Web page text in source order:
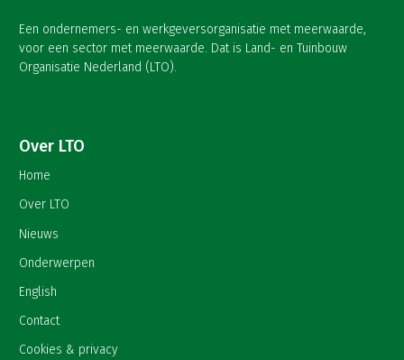
Een ondernemers- en werkgeversorganisatie met meerwaarde,
voor een sector met meerwaarde. Dat is Land- en Tuinbouw
Organisatie Nederland (LTO).
Over LTO
Home
Over LTO
Nieuws
Onderwerpen
English
Contact
Cookies & privacy